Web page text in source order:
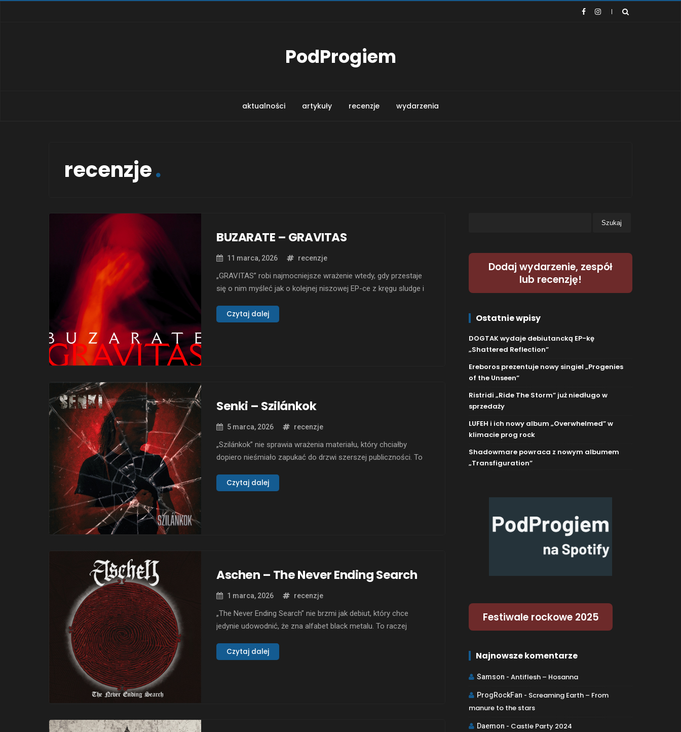
PodProgiem
aktualności artykuły recenzje wydarzenia
recenzje
BUZARATE – GRAVITAS
11 marca, 2026 recenzje
„GRAVITAS” robi najmocniejsze wrażenie wtedy, gdy przestaje
się o nim myśleć jak o kolejnej niszowej EP-ce z kręgu sludge i
przez długi czas nie miało ujścia. To debiutancki materiał
Czytaj dalej
Senki – Szilánkok
5 marca, 2026 recenzje
„Szilánkok” nie sprawia wrażenia materiału, który chciałby
dopiero nieśmiało zapukać do drzwi szerszej publiczności. To
nerwowy i emocjonalnie gęsty. Senki, projekt powołany do życia
Czytaj dalej
Aschen – The Never Ending Search
1 marca, 2026 recenzje
„The Never Ending Search” nie brzmi jak debiut, który chce
jedynie udowodnić, że zna alfabet black metalu. To raczej
dojrzałym wyczuciem narracji. Aschen, projekt działający od
Czytaj dalej
Dodaj wydarzenie, zespół
lub recenzję!
Ostatnie wpisy
DOGTAK wydaje debiutancką EP-kę
„Shattered Reflection”
Ereboros prezentuje nowy singiel „Progenies
of the Unseen”
Ristridi „Ride The Storm” już niedługo w
sprzedaży
LUFEH i ich nowy album „Overwhelmed” w
klimacie prog rock
Shadowmare powraca z nowym albumem
„Transfiguration”
Festiwale rockowe 2025
Najnowsze komentarze
Samson -Antiflesh – Hosanna
ProgRockFan - Screaming Earth – From
manure to the stars
Daemon - Castle Party 2024